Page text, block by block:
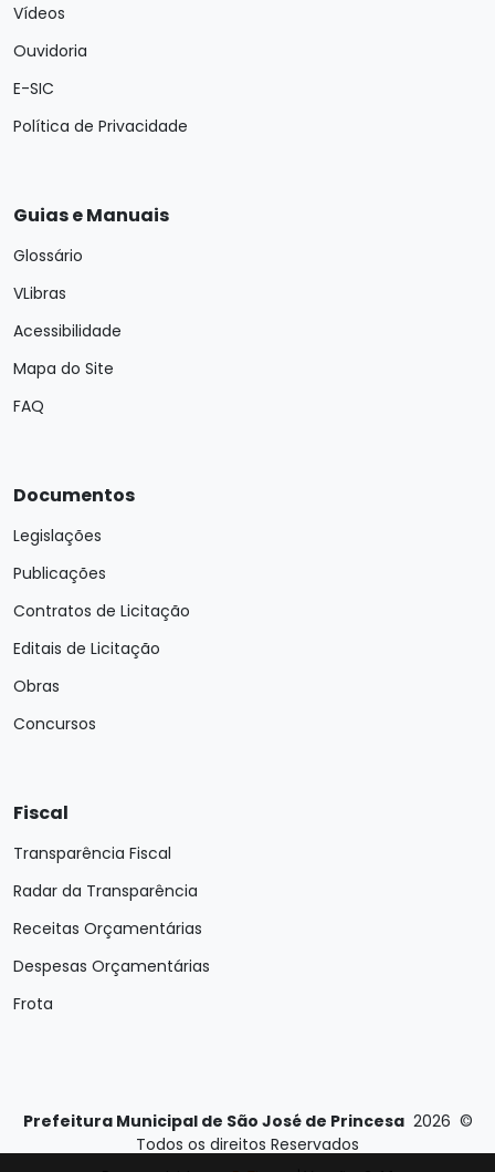
Vídeos
Ouvidoria
E-SIC
Política de Privacidade
Guias e Manuais
Glossário
VLibras
Acessibilidade
Mapa do Site
FAQ
Documentos
Legislações
Publicações
Contratos de Licitação
Editais de Licitação
Obras
Concursos
Fiscal
Transparência Fiscal
Radar da Transparência
Receitas Orçamentárias
Despesas Orçamentárias
Frota
Prefeitura Municipal de São José de Princesa 2026 ©
Todos os direitos Reservados